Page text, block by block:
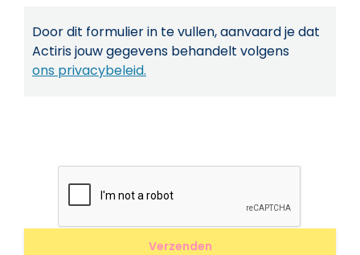
Door dit formulier in te vullen, aanvaard je dat
Actiris jouw gegevens behandelt volgens
ons privacybeleid.